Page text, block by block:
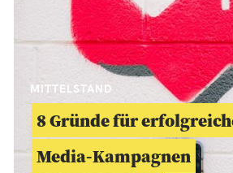
MITTELSTAND
8 Gründe für
Media-Kampagnen